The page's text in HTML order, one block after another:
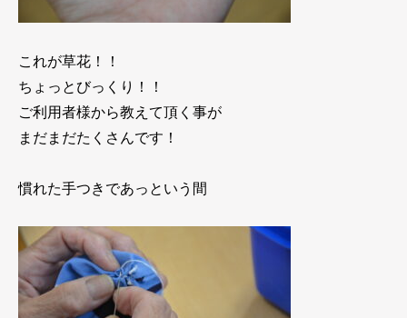
これが草花！！
ちょっとびっくり！！
ご利用者様から教えて頂く事が
まだまだたくさんです！
慣れた手つきであっという間